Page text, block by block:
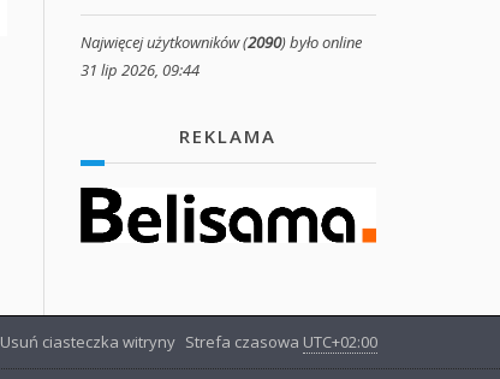
Najwięcej użytkowników (2090) było online
31 lip 2026, 09:44
REKLAMA
Strefa czasowa UTC+02:00
Usuń ciasteczka witryny